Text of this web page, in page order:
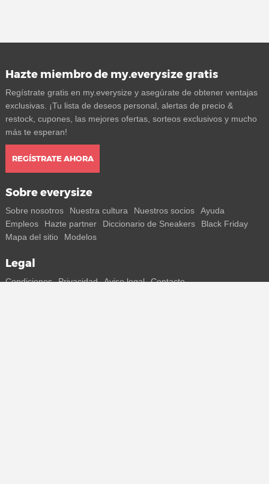
Hazte miembro de my.everysize gratis
Regístrate gratis en my.everysize y asegúrate de obtener ventajas
exclusivas. ¡Tu lista de deseos personal, alertas de precio &
restock, cupones, las mejores ofertas, sorteos exclusivos y mucho
más te esperan!
REGÍSTRATE AHORA
Sobre everysize
Sobre nosotros Nuestra cultura Nuestros socios
Ayuda
Empleos
Hazte partner Diccionario de Sneakers
Black Friday
Mapa del sitio
Modelos
Legal
Condiciones Privacidad Aviso legal Contacto